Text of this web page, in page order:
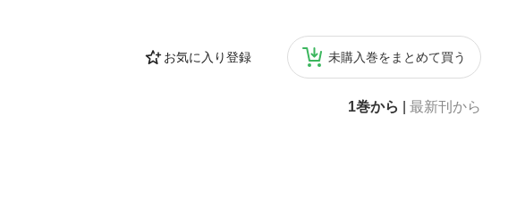
お気に入り登録 未購入巻をまとめて買う
1巻から 最新刊から